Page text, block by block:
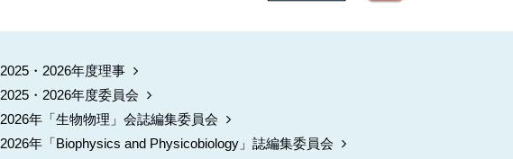
2025・2026年度理事
2025・2026年度委員会
2026年「生物物理」会誌編集委員会
2026年「Biophysics and Physicobiology」誌編集委員会